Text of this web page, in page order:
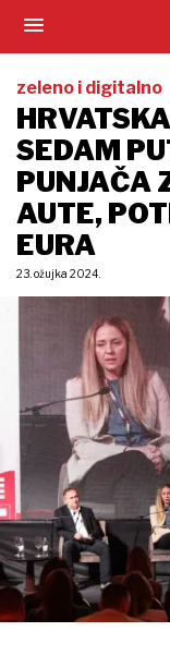
zeleno i digitalno
SEDAM
PUNJAČA
AUTE,
EURA
23. ožujka 2024.